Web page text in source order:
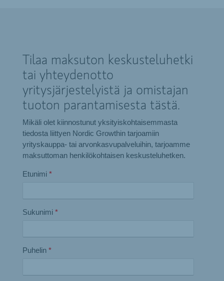
Tilaa maksuton keskusteluhetki
tai yhteydenotto
yritysjärjestelyistä ja omistajan
tuoton parantamisesta tästä.
Mikäli olet kiinnostunut yksityiskohtaisemmasta
tiedosta liittyen Nordic Growthin tarjoamiin
yrityskauppa- tai arvonkasvupalveluihin, tarjoamme
maksuttoman henkilökohtaisen keskusteluhetken.
Etunimi *
Sukunimi *
Puhelin *